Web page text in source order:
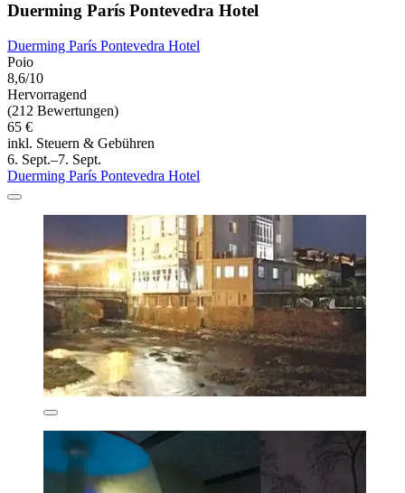
Duerming París Pontevedra Hotel
Duerming París Pontevedra Hotel
Poio
8,6/10
Hervorragend
(212 Bewertungen)
65 €
inkl. Steuern & Gebühren
6. Sept.–7. Sept.
Duerming París Pontevedra Hotel